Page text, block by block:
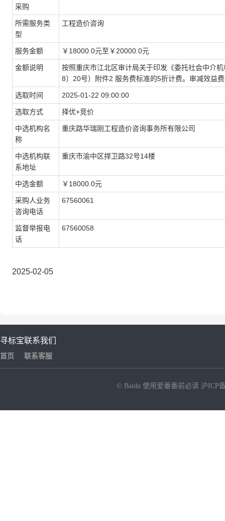
采购
所需服务类
型
工程造价咨询
服务金额 ￥18000.0元至￥20000.0元
金额说明
按照重庆市江北区审计局关于印发《委托社会中介
8〕20号）附件2 服务费标准的5折计费。审减效益
选取时间 2025-01-22 09:00:00
选取方式 择优+竞价
中选机构名
称
重庆路华瑞刚工程造价咨询事务所有限公司
中选机构联
系地址
重庆市渝中区捍卫路32号14楼
中选金额 ￥18000.0元
采购人业务
咨询电话
67560061
监督举报电
话
67560058
2025-02-05
寻标宝
首页
联系我们
联系客服
© Baidu 使用爱番番前必读 沪ICP